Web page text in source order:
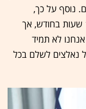
נוסף על כך,
המדינה קבעה שעובד זר יועסק כ־182 שעות בחודש, אך
דורשים 200 שעות. אנחנו לא תמיד
נאלצים לשלם בכל